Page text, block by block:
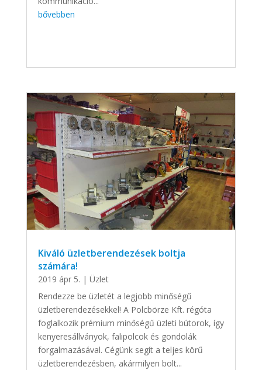
bővebben
Kiváló üzletberendezések boltja
számára!
2019 ápr 5. | Üzlet
Rendezze be üzletét a legjobb minőségű
üzletberendezésekkel! A Polcbörze Kft. régóta
foglalkozik prémium minőségű üzleti bútorok, így
kenyeresállványok, falipolcok és gondolák
forgalmazásával. Cégünk segít a teljes körű
üzletberendezésben, akármilyen bolt...